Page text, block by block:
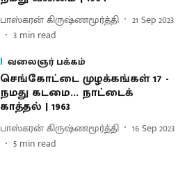
பாஸ்கரன் கிருஷ்ணமூர்த்தி
21 Sep 2023
3 min read
வலைஞர் பக்கம்
செங்கோட்டை முழக்கங்கள் 17 -
நமது கடமை... நாட்டைக்
காத்தல் | 1963
பாஸ்கரன் கிருஷ்ணமூர்த்தி
16 Sep 2023
5 min read